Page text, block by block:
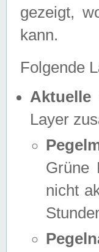
gezeigt,
kann.
Folgende
Aktuelle
Layer
Grüne
nicht